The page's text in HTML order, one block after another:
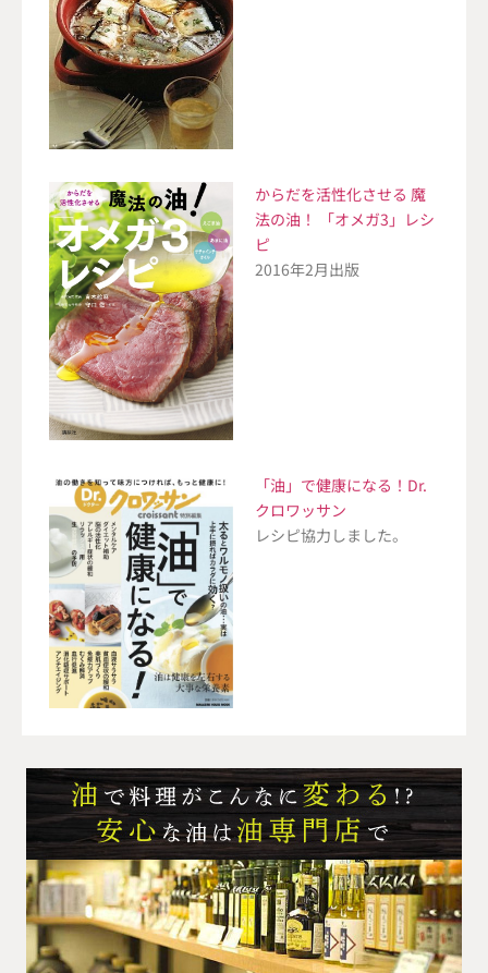
からだを活性化させる 魔
法の油！ 「オメガ3」レシ
ピ
2016年2月出版
「油」で健康になる！Dr.
クロワッサン
レシピ協力しました。